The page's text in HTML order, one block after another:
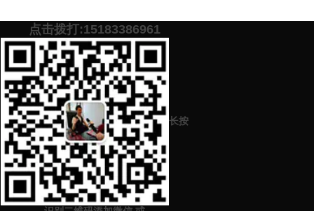
预约营销老师 添加微信号：scyxch
案！
上一篇：美食品牌食物行业在商业竞争中怎么进行品牌定位规划？
（上市餐饮公司企业怎么实现盈利目标）
下一篇：企业品牌营销策划推广如何去做（品牌策划来这里）
点击拨打:15183386961
长按